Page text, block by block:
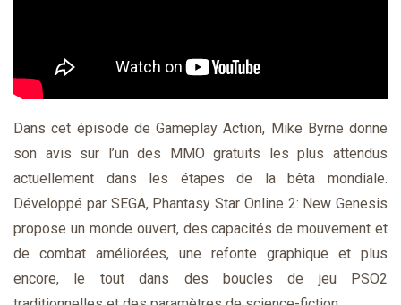
Dans cet épisode de Gameplay Action, Mike Byrne donne
son avis sur l’un des MMO gratuits les plus attendus
actuellement dans les étapes de la bêta mondiale.
Développé par SEGA, Phantasy Star Online 2: New Genesis
propose un monde ouvert, des capacités de mouvement et
de combat améliorées, une refonte graphique et plus
encore, le tout dans des boucles de jeu PSO2